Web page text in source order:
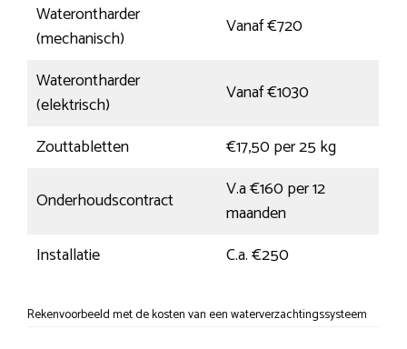
Waterontharder
(mechanisch)
Vanaf €720
Waterontharder
(elektrisch)
Vanaf €1030
Zouttabletten
€17,50 per 25 kg
Onderhoudscontract
V.a €160 per 12
maanden
Installatie
C.a. €250
Rekenvoorbeeld met de kosten van een waterverzachtingssysteem